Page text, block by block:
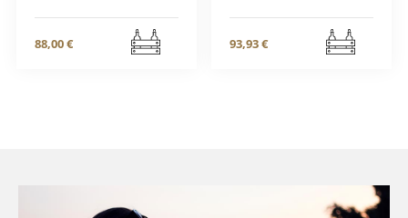
88,00 € 93,93 €